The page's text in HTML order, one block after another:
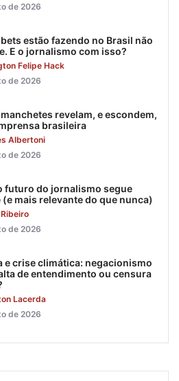
de 2026
estão fazendo no Brasil não
E o jornalismo com isso?
Felipe Hack
de 2026
revelam, e escondem,
brasileira
Albertoni
de 2026
futuro do jornalismo segue
mais relevante do que nunca)
de 2026
e crise climática: negacionismo
de entendimento ou censura
Lacerda
de 2026